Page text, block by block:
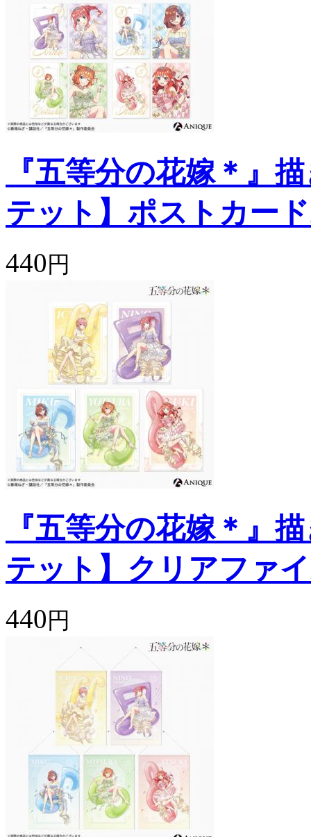
『五等分の花嫁＊』
テット】ポストカー
440円
『五等分の花嫁＊』
テット】クリアファ
440円